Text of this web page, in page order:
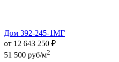
Дом 392-245-1МГ
от 12 643 250 ₽
51 500 руб/м2